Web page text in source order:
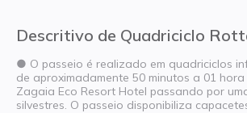
Descritivo de Quadriciclo
● O passeio é realizado em quadriciclos
de aproximadamente 50 minutos a 01
Zagaia Eco Resort Hotel passando por
silvestres. O passeio disponibiliza